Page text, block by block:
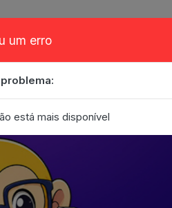
um erro
está mais disponível